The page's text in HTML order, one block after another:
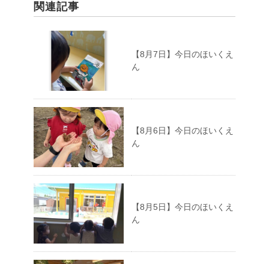
関連記事
【8月7日】今日のほいくえ
ん
【8月6日】今日のほいくえ
ん
【8月5日】今日のほいくえ
ん